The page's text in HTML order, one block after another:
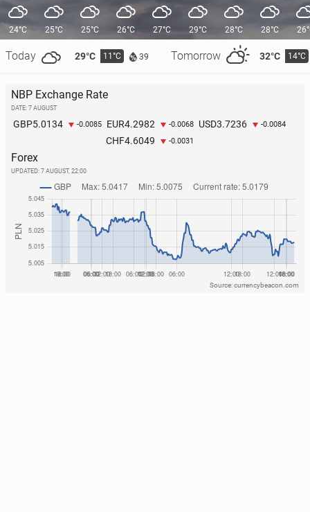
24°C
Today 29°C 11°C 39 Tomorrow 32°C 14°C
25°C 25°C 26°C 27°C 29°C 28°C 28°C
NBP Exchange Rate
DATE: 7 AUGUST
GBP5.0134 -0.0085 EUR4.2982 -0.0068 USD3.7236 -0.0084
CHF4.6049 -0.0031
Forex
UPDATED: 7 AUGUST, 22:00
Source: currencybeacon.com